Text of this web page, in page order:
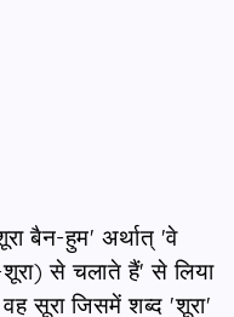
बैन-हुम' अर्थात् 'वे
से चलाते हैं' से लिया
सूरा जिसमें शब्द 'शूरा'